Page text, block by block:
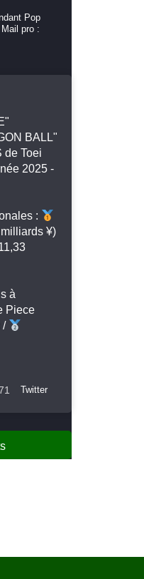
Pop
Mail pro :
BALL"
de Toei
2025 -
:
¥)
à
Piece
/
Twitter